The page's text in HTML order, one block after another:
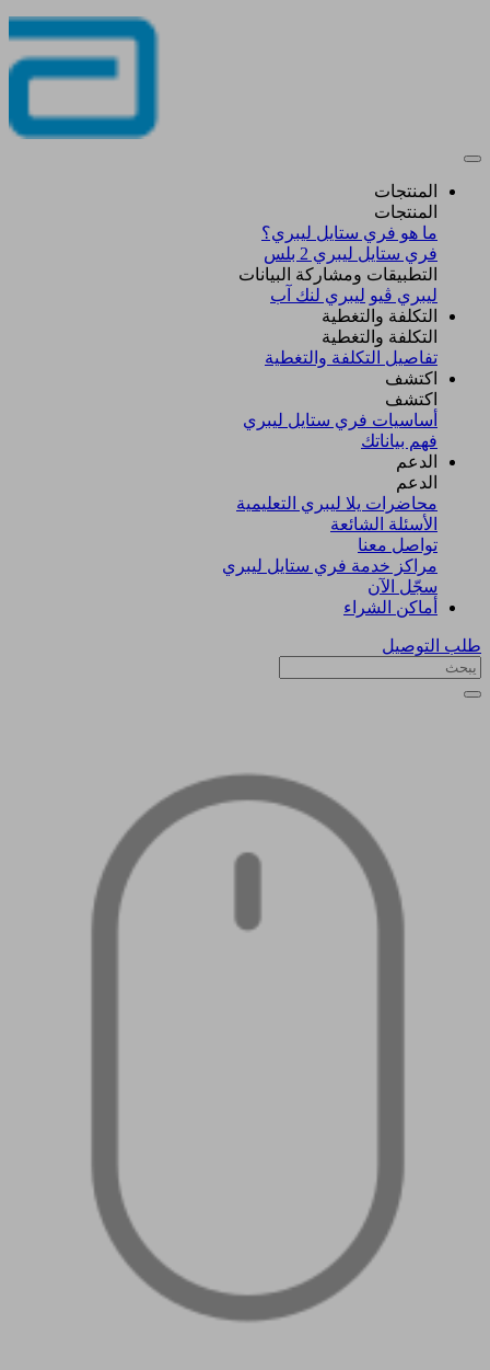
المنتجات
المنتجات
ما هو فري ستايل ليبري؟
فري ستايل ليبري 2 بلس​
التطبيقات ومشاركة البيانات
ليبري ڤيو ليبري لنك آب
التكلفة والتغطية
التكلفة والتغطية
تفاصيل التكلفة والتغطية
اكتشف​
اكتشف​
أساسيات فري ستايل ليبري
فهم بياناتك
الدعم
الدعم
محاضرات يلا ليبري التعليمية
الأسئلة الشائعة
تواصل معنا
مراكز خدمة فري ستايل ليبري
سجّل الآن​
أماكن الشراء
طلب التوصيل